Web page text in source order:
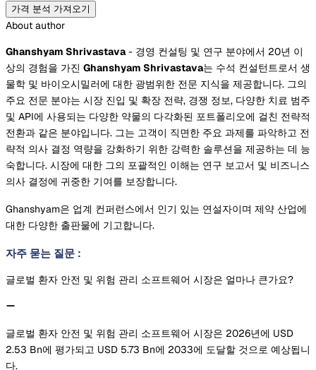
가격 분석 가져오기
About author
Ghanshyam Shrivastava- 경영 컨설팅 및 연구 분야에서 20년 이
상의 경험을 가진 Ghanshyam Shrivastava는 수석 컨설턴트로서 생
물학 및 바이오시밀러에 대한 광범위한 전문 지식을 제공합니다. 그의
주요 전문 분야는 시장 진입 및 확장 전략, 경쟁 정보, 다양한 치료 범주
및 API에 사용되는 다양한 약물의 다각화된 포트폴리오에 걸친 전략적
전환과 같은 분야입니다. 그는 고객이 직면한 주요 과제를 파악하고 전
략적 의사 결정 역량을 강화하기 위한 강력한 솔루션을 제공하는 데 능
숙합니다. 시장에 대한 그의 포괄적인 이해는 연구 보고서 및 비즈니스
의사 결정에 귀중한 기여를 보장합니다.
Ghanshyam은 업계 컨퍼런스에서 인기 있는 연설자이며 제약 산업에
대한 다양한 출판물에 기고합니다.
자주 묻는 질문 :
글로벌 환자 안전 및 위험 관리 소프트웨어 시장은 얼마나 큰가요?
글로벌 환자 안전 및 위험 관리 소프트웨어 시장은 2026년에 USD
2.53 Bn에 평가되고 USD 5.73 Bn에 2033에 도달할 것으로 예상됩니
다.